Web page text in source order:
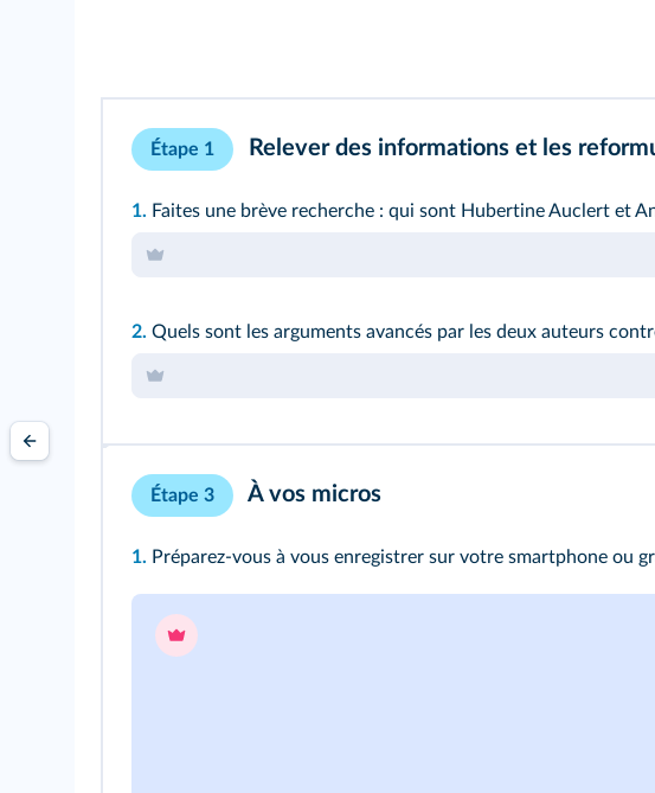
Étape 1 Relever des informations et les
1. Faites une brève recherche : qui sont Hubertine Auclert et
2. Quels sont les arguments avancés par les deux auteurs
Étape 3 À vos micros
1. Préparez-vous à vous enregistrer sur votre smartphone ou